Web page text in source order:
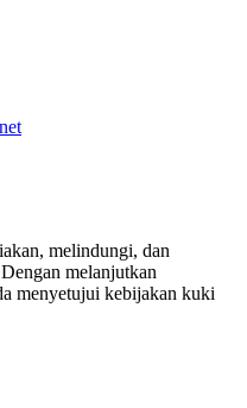
melindungi, dan
melanjutkan
menyetujui kebijakan kuki